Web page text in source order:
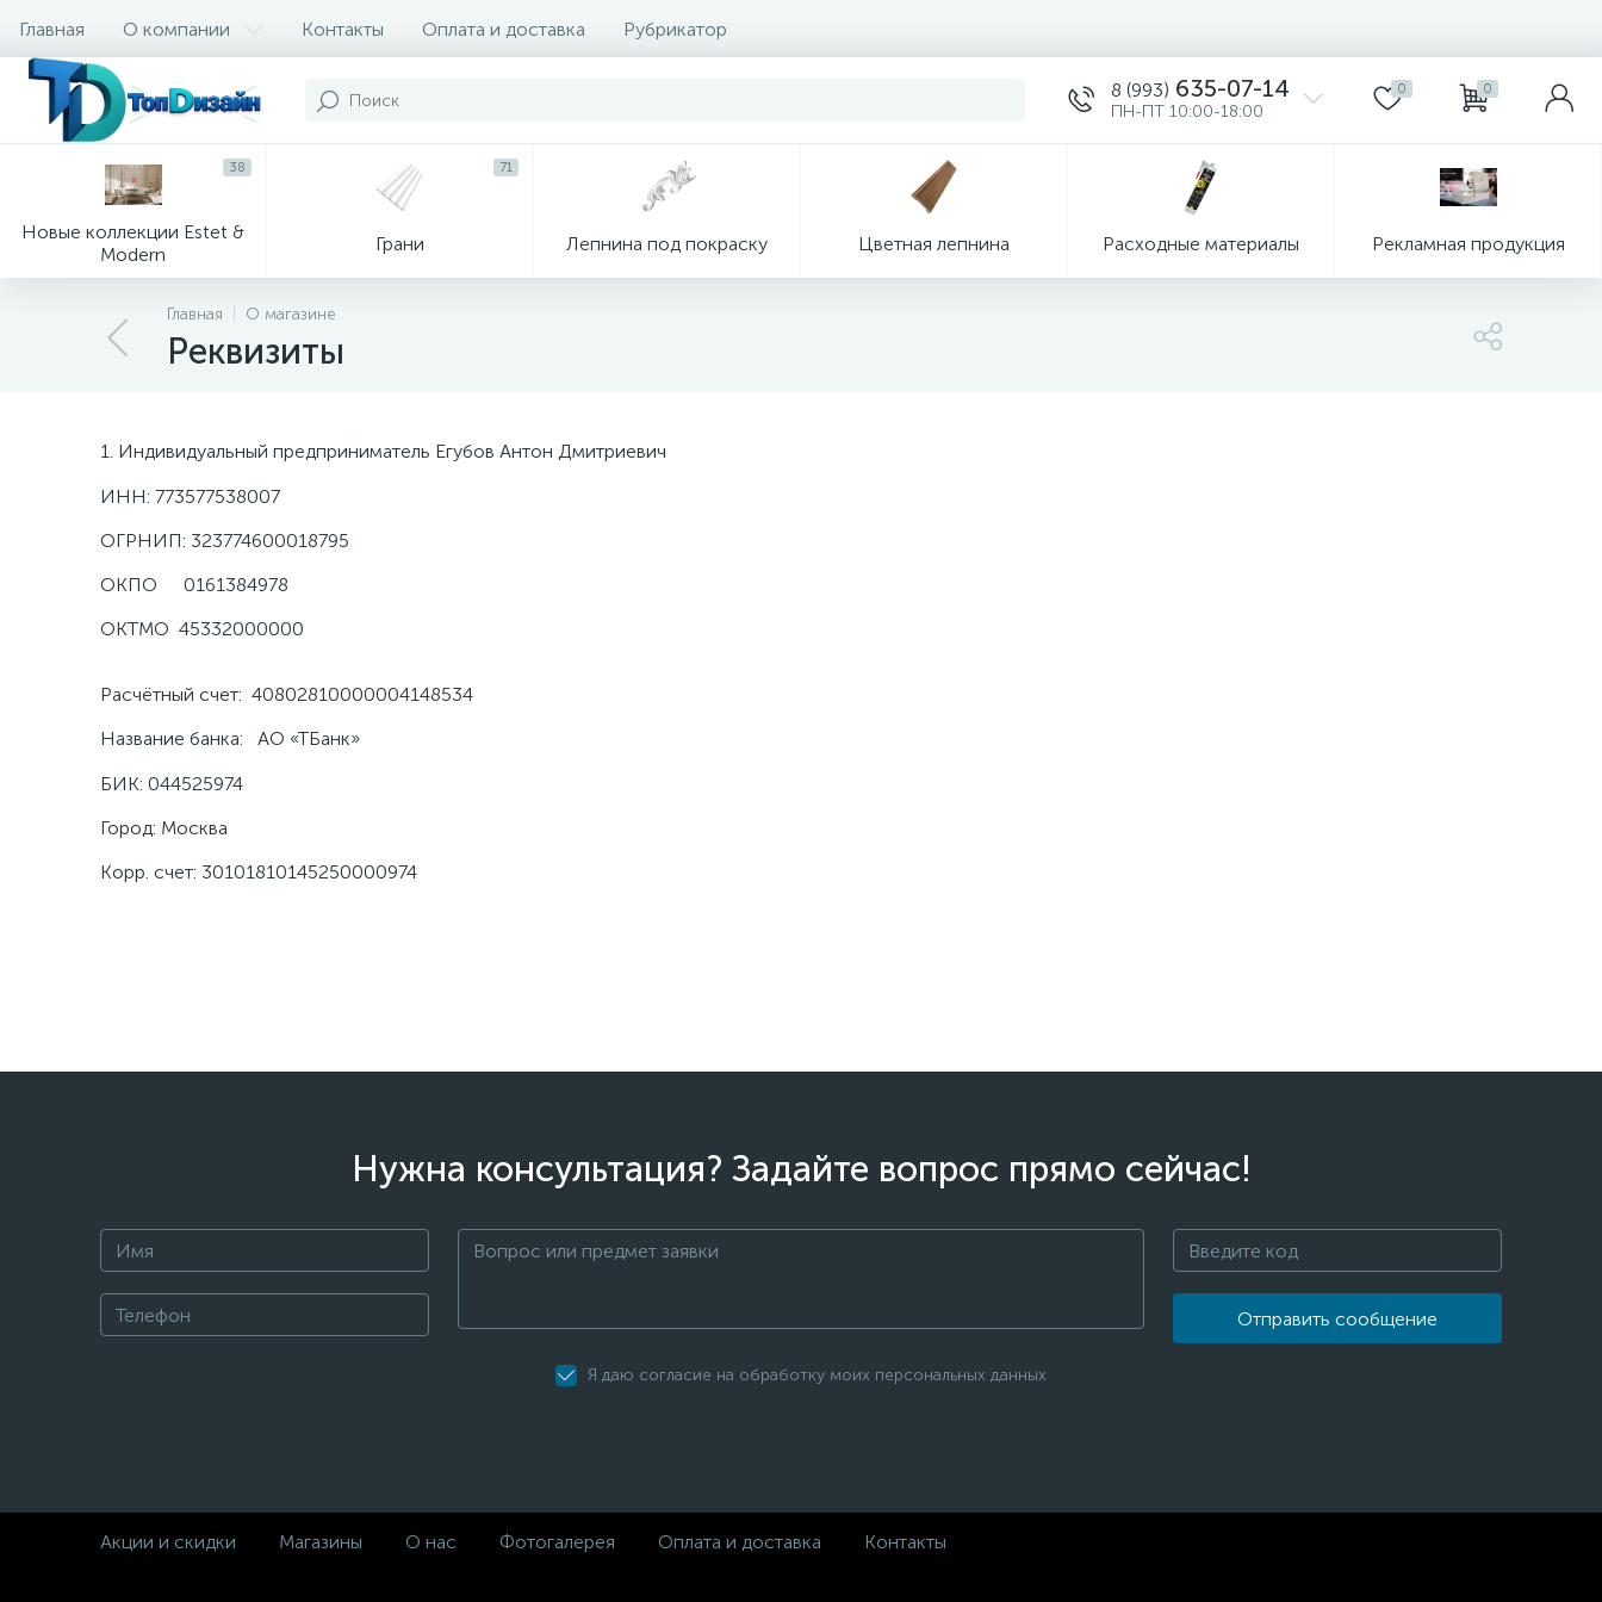
Главная О компании Контакты Оплата и доставка Рубрикатор
8 (993) 635-07-14
ПН-ПТ 10:00-18:00
0 0
Новые коллекции Estet &
Modern
38
Грани
71
Лепнина под покраску Цветная лепнина Расходные материалы Рекламная продукция
Главная О магазине
Реквизиты
1. Индивидуальный предприниматель Егубов Антон Дмитриевич
ИНН: 773577538007
ОГРНИП: 323774600018795
ОКПО
0161384978
ОКТМО 45332000000
Расчётный счет: 40802810000004148534
Название банка: АО «ТБанк»
БИК: 044525974
Город: Москва
Корр. счет: 30101810145250000974
Нужна консультация? Задайте вопрос прямо сейчас!
Отправить сообщение
Я даю согласие на обработку моих персональных данных
Акции и скидки Магазины О нас Фотогалерея Оплата и доставка Контакты